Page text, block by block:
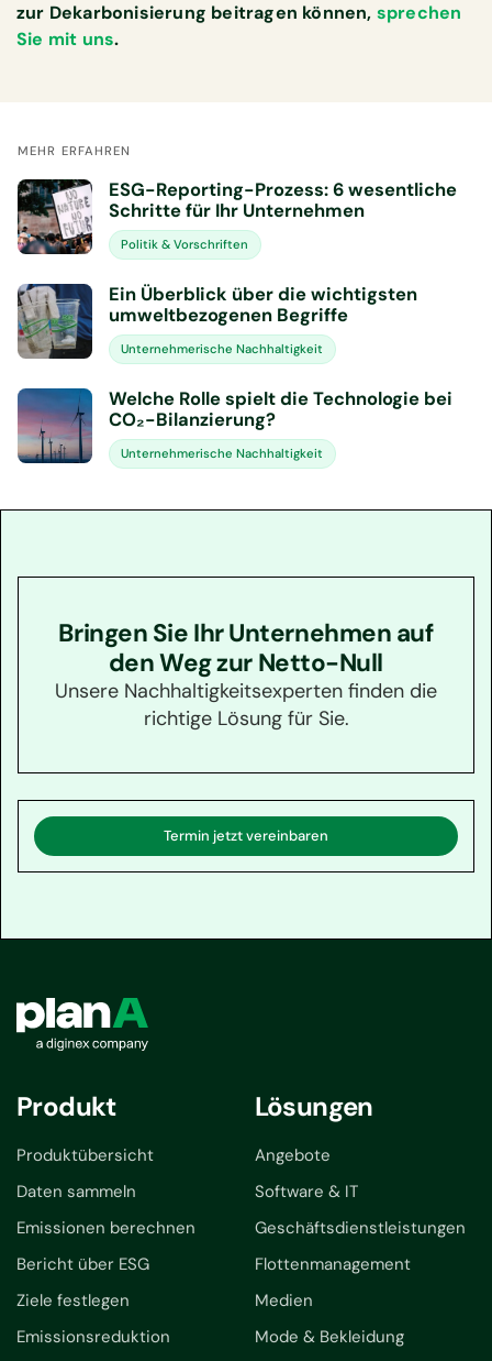
zur Dekarbonisierung beitragen können, sprechen
Sie mit uns.
MEHR ERFAHREN
ESG-Reporting-Prozess: 6 wesentliche
Schritte für Ihr Unternehmen
Politik & Vorschriften
Ein Überblick über die wichtigsten
umweltbezogenen Begriffe
Unternehmerische Nachhaltigkeit
Welche Rolle spielt die Technologie bei
CO₂-Bilanzierung?
Unternehmerische Nachhaltigkeit
Bringen Sie Ihr Unternehmen auf
den Weg zur Netto-Null
Unsere Nachhaltigkeitsexperten finden die
richtige Lösung für Sie.
Termin jetzt vereinbaren
Produkt
Produktübersicht
Daten sammeln
Emissionen berechnen
Bericht über ESG
Ziele festlegen
Emissionsreduktion
Lösungen
Angebote
Software & IT
Geschäftsdienstleistungen
Flottenmanagement
Medien
Mode & Bekleidung